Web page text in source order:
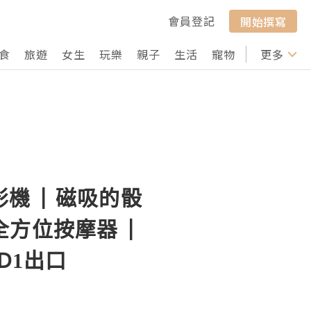
會員登記
開始撰寫
旅遊 女生 玩樂 親子 生活 寵物 行山 打卡
更多
機 | 磁吸的骰
位按摩器 |
出口